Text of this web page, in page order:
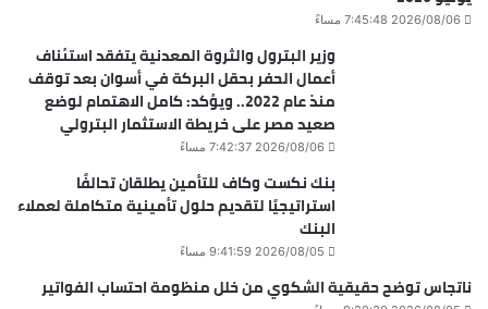
2026/08/06 7:45:48 مساءً
وزير البترول والثروة المعدنية يتفقد استئناف
أعمال الحفر بحقل البركة في أسوان بعد توقف
منذ عام 2022.. ويؤكد: كامل الاهتمام لوضع
صعيد مصر على خريطة الاستثمار البترولي
2026/08/06 7:42:37 مساءً
بنك نكست وكاف للتأمين يطلقان تحالفًا
استراتيجيًا لتقديم حلول تأمينية متكاملة لعملاء
البنك
2026/08/05 9:41:59 مساءً
ناتجاس توضح حقيقية الشكوي من خلل منظومة احتساب الفواتير